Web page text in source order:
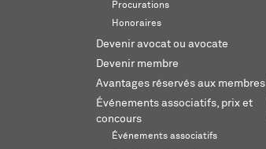
Procurations
Honoraires
Devenir avocat ou avocate
Devenir membre
Avantages réservés aux membres
Événements associatifs, prix et
concours
Événements associatifs